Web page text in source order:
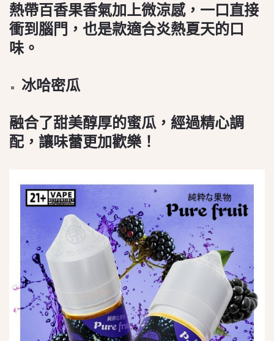
熱帶百香果香氣加上微涼感，一口直接
衝到腦門，也是款適合炎熱夏天的口
味。
冰哈密瓜
融合了甜美醇厚的蜜瓜，經過精心調
配，讓味蕾更加歡樂！